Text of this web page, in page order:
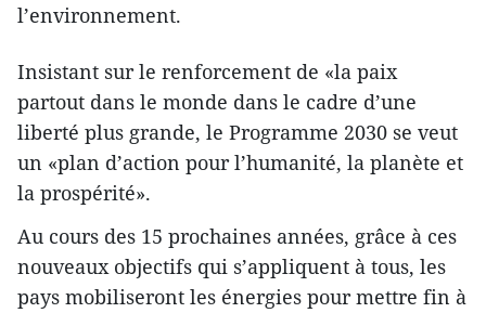
l’environnement.
Insistant sur le renforcement de «la paix
partout dans le monde dans le cadre d’une
liberté plus grande, le Programme 2030 se veut
un «plan d’action pour l’humanité, la planète et
la prospérité».
Au cours des 15 prochaines années, grâce à ces
nouveaux objectifs qui s’appliquent à tous, les
pays mobiliseront les énergies pour mettre fin à